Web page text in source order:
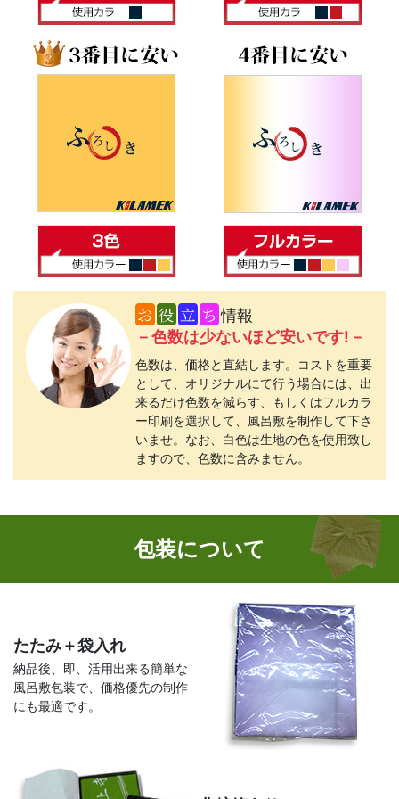
お 役 立 ち 情報
－色数は少ないほど安いです!－
色数は、価格と直結します。コストを重要
として、オリジナルにて行う場合には、出
来るだけ色数を減らす、もしくはフルカラ
ー印刷を選択して、風呂敷を制作して下さ
いませ。なお、白色は生地の色を使用致し
ますので、色数に含みません。
包装について
たたみ＋袋入れ
納品後、即、活用出来る簡単な
風呂敷包装で、価格優先の制作
にも最適です。